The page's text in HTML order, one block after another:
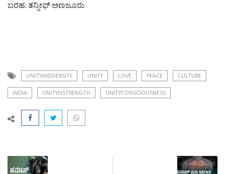
ಬರಹ: ತನ್ಸೀಫ್ ಅಣಜೂರು
UNITYINDIVERSITY UNITY LOVE PEACE CULTURE
INDIA UNITYISSTRENGTH UNITYCONSCIOUSNESS